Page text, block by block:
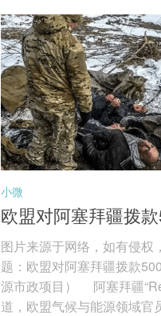
Models（世界模型）等科
此背景下，持续迭代自身的
理在科技投资中不可回避的
记者采访的基金经理普遍表
中，唯有通过持续学...
小微
欧盟对阿塞拜疆拨
气候和能源市政项目
图片来源于网络，如有侵权
题：欧盟对阿塞拜疆拨款
源市政项目） 阿塞拜疆
道，欧盟气候与能源领域官